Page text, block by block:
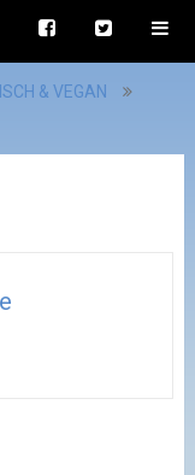
& VEGAN